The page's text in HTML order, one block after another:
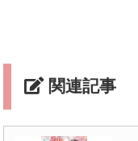
関連記事